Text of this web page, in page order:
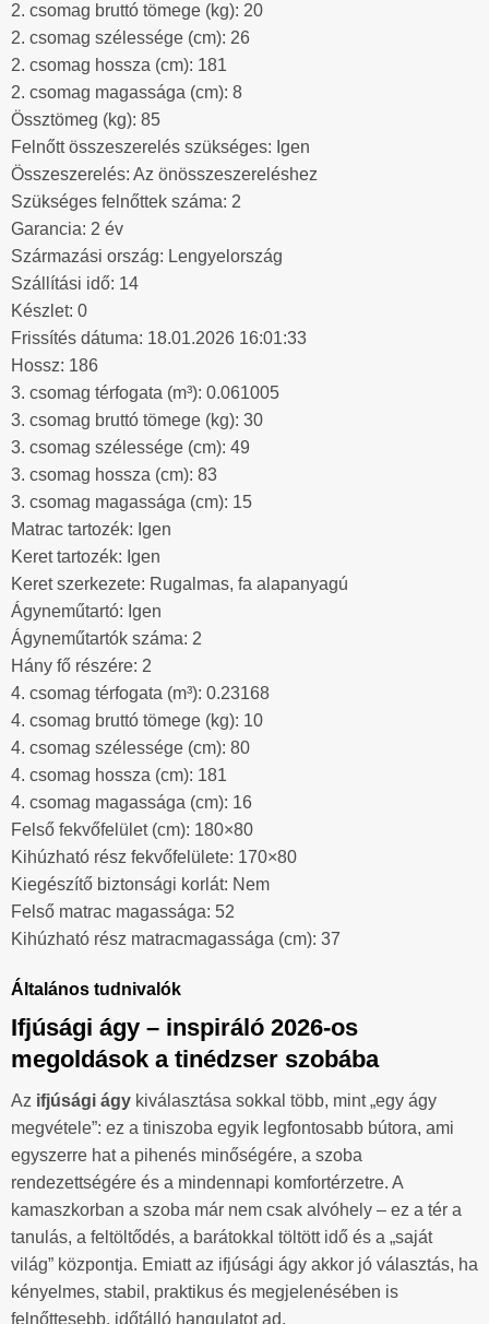
2. csomag bruttó tömege (kg): 20
2. csomag szélessége (cm): 26
2. csomag hossza (cm): 181
2. csomag magassága (cm): 8
Össztömeg (kg): 85
Felnőtt összeszerelés szükséges: Igen
Összeszerelés: Az önösszeszereléshez
Szükséges felnőttek száma: 2
Garancia: 2 év
Származási ország: Lengyelország
Szállítási idő: 14
Készlet: 0
Frissítés dátuma: 18.01.2026 16:01:33
Hossz: 186
3. csomag térfogata (m³): 0.061005
3. csomag bruttó tömege (kg): 30
3. csomag szélessége (cm): 49
3. csomag hossza (cm): 83
3. csomag magassága (cm): 15
Matrac tartozék: Igen
Keret tartozék: Igen
Keret szerkezete: Rugalmas, fa alapanyagú
Ágyneműtartó: Igen
Ágyneműtartók száma: 2
Hány fő részére: 2
4. csomag térfogata (m³): 0.23168
4. csomag bruttó tömege (kg): 10
4. csomag szélessége (cm): 80
4. csomag hossza (cm): 181
4. csomag magassága (cm): 16
Felső fekvőfelület (cm): 180×80
Kihúzható rész fekvőfelülete: 170×80
Kiegészítő biztonsági korlát: Nem
Felső matrac magassága: 52
Kihúzható rész matracmagassága (cm): 37
Általános tudnivalók
Ifjúsági ágy – inspiráló 2026-os
megoldások a tinédzser szobába
Az ifjúsági ágy kiválasztása sokkal több, mint „egy ágy
megvétele”: ez a tiniszoba egyik legfontosabb bútora, ami
egyszerre hat a pihenés minőségére, a szoba
rendezettségére és a mindennapi komfortérzetre. A
kamaszkorban a szoba már nem csak alvóhely – ez a tér a
tanulás, a feltöltődés, a barátokkal töltött idő és a „saját
világ” központja. Emiatt az ifjúsági ágy akkor jó választás, ha
kényelmes, stabil, praktikus és megjelenésében is
felnőttesebb, időtálló hangulatot ad.